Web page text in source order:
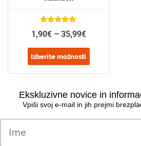
Ocenjeno
od 5
1,90€ – 35,99€
Izberite možnosti
Ekskluzivne novice in
Vpiši svoj e-mail in jih prejmi